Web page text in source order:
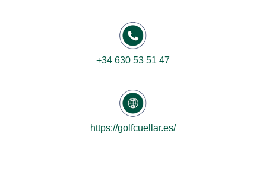
+34 630 53 51 47
https://golfcuellar.es/